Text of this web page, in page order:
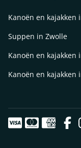
Kanoën en kajakken
Suppen in Zwolle
Kanoën en kajakken
Kanoën en kajakken